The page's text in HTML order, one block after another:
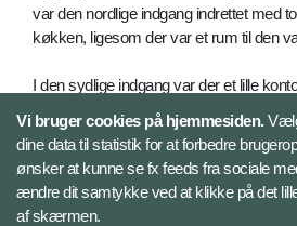
var den nordlige indgang indrettet med
køkken, ligesom der var et rum til den
I den sydlige indgang var der et lille
Skipperen på Nyholms bradbænk. Her
mønstringslokalet og en vagtstue for
mandskab. I et hjørne af mandskabets
var også plads til nøglerne til Holmens
og sprøjtehuse.
Vi bruger cookies på hjemmesiden.
dine data til statistik for at forbedre
ønsker at kunne se fx feeds fra sociale
ændre dit samtykke ved at klikke på det
af skærmen.